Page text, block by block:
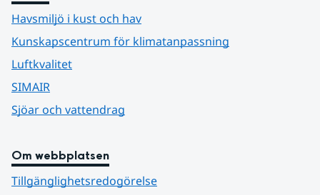
Havsmiljö i kust och hav
Kunskapscentrum för klimatanpassning
Luftkvalitet
SIMAIR
Sjöar och vattendrag
Om webbplatsen
Tillgänglighetsredogörelse